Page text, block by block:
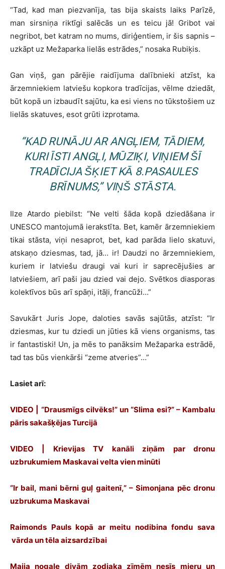
“Tad, kad man piezvanīja, tas bija skaists laiks Parīzē,
man sirsniņa riktīgi salēcās un es teicu jā! Gribot vai
negribot, bet katram no mums, diriģentiem, ir šis sapnis –
uzkāpt uz Mežaparka lielās estrādes,” nosaka Rubiķis.
Gan viņš, gan pārējie raidījuma dalībnieki atzīst, ka
ārzemniekiem latviešu kopkora tradīcijas, vēlme dziedāt,
būt kopā un izbaudīt sajūtu, ka esi viens no tūkstošiem uz
lielās skatuves, esot grūti izprotama.
“KAD RUNĀJU AR ANGĻIEM, TĀDIEM,
KURI ĪSTI ANGĻI, MŪZIĶI, VIŅIEM ŠĪ
TRADĪCIJA ŠĶIET KĀ 8.PASAULES
BRĪNUMS,” VIŅŠ STĀSTA.
Ilze Atardo piebilst: “Ne velti šāda kopā dziedāšana ir
UNESCO mantojumā ierakstīta. Bet, kamēr ārzemniekiem
tikai stāsta, viņi nesaprot, bet, kad parāda lielo skatuvi,
atskaņo dziesmas, tad, jā… ir! Daudzi no ārzemniekiem,
kuriem ir latviešu draugi vai kuri ir saprecējušies ar
latviešiem, arī paši jau dzied vai dejo. Svētkos diasporas
kolektīvos būs arī spāņi, itāļi, francūži…”
Savukārt Juris Jope, daloties savās sajūtās, atzīst: “Ir
dziesmas, kur tu dziedi un jūties kā viens organisms, tas
ir fantastiski! Un, ja mēs to panāksim Mežaparka estrādē,
tad tas būs vienkārši “zeme atveries”…”
Lasiet arī:
VIDEO | “Drausmīgs cilvēks!” un “Slima esi?” – Kambalu
pāris sakašķējas Turcijā
VIDEO | Krievijas TV kanāli ziņām par dronu
uzbrukumiem Maskavai velta vien minūti
“Ir bail, mani bērni guļ gaitenī,” – Simonjana pēc dronu
uzbrukuma Maskavai
Raimonds Pauls kopā ar meitu nodibina fondu sava
vārda un tēla aizsardzībai
Maija nogale divām zodiaka zīmēm nesīs mieru un